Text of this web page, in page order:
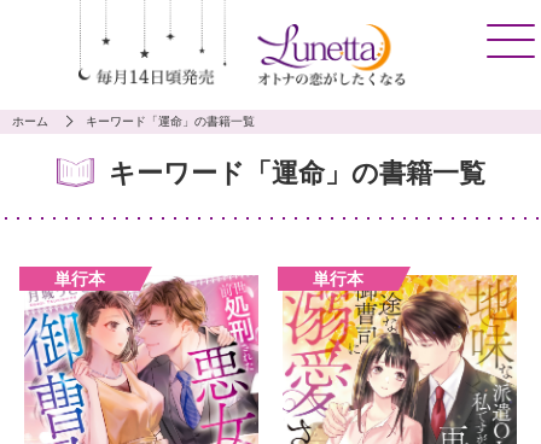
ホーム キーワード「運命」の書籍一覧
キーワード「運命」の書籍一覧